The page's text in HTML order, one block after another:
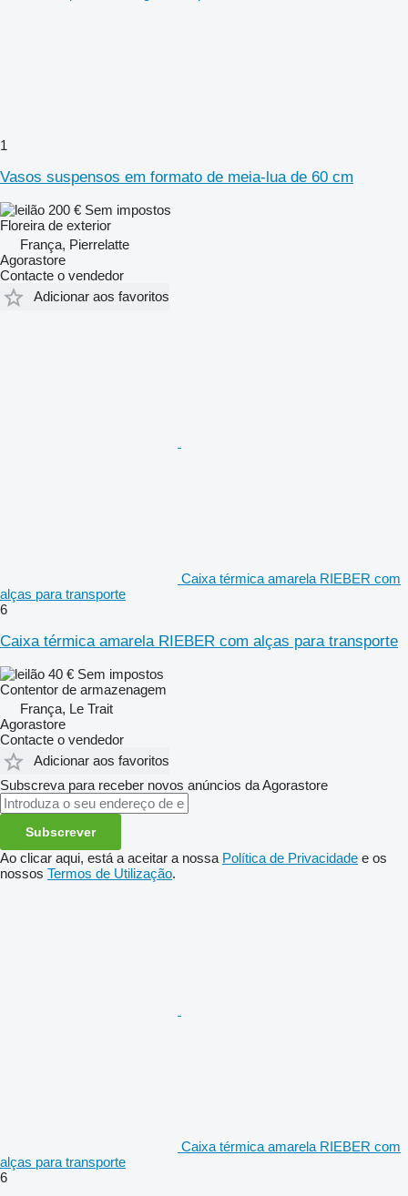
1
Vasos suspensos em formato de meia-lua de 60 cm
200 € Sem impostos
Floreira de exterior
França, Pierrelatte
Agorastore
Contacte o vendedor
Adicionar aos favoritos
Caixa térmica amarela RIEBER com
alças para transporte
6
Caixa térmica amarela RIEBER com alças para transporte
40 € Sem impostos
Contentor de armazenagem
França, Le Trait
Agorastore
Contacte o vendedor
Adicionar aos favoritos
Subscreva para receber novos anúncios da Agorastore
Subscrever
Ao clicar aqui, está a aceitar a nossa Política de Privacidade e os
nossos Termos de Utilização.
Caixa térmica amarela RIEBER com
alças para transporte
6